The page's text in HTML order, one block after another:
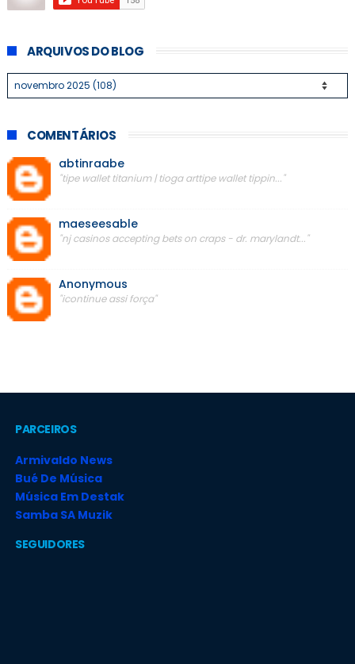
ARQUIVOS DO BLOG
COMENTÁRIOS
abtinraabe
"tipe wallet titanium | tioga arttipe wallet tippin..."
maeseesable
"nj casinos accepting bets on craps - dr. marylandt..."
Anonymous
"icontinue assi força"
PARCEIROS
Armivaldo News
Bué De Música
Música Em Destak
Samba SA Muzik
SEGUIDORES